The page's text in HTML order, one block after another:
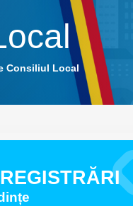
Consiliul Local